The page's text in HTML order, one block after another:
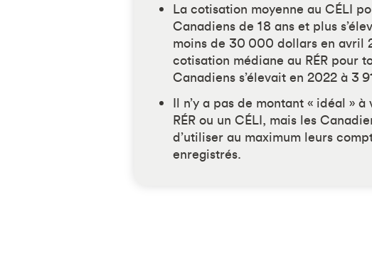
La cotisation moyenne au CÉLI
Canadiens de 18 ans et plus
moins de 30 000 dollars en avril
cotisation médiane au RÉR pour
Canadiens s’élevait en 2022 à 3
Il n’y a pas de montant « idéal » à
RÉR ou un CÉLI, mais les
d’utiliser au maximum leurs
enregistrés.